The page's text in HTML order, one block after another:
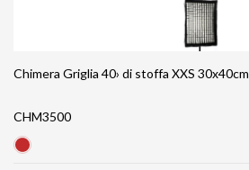
Chimera Griglia 40› di stoffa XXS 30x40cm
CHM3500